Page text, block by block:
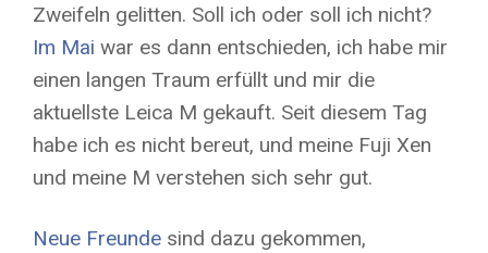
Zweifeln gelitten. Soll ich oder soll ich nicht?
Im Mai war es dann entschieden, ich habe mir
einen langen Traum erfüllt und mir die
aktuellste Leica M gekauft. Seit diesem Tag
habe ich es nicht bereut, und meine Fuji Xen
und meine M verstehen sich sehr gut.
Neue Freunde sind dazu gekommen,